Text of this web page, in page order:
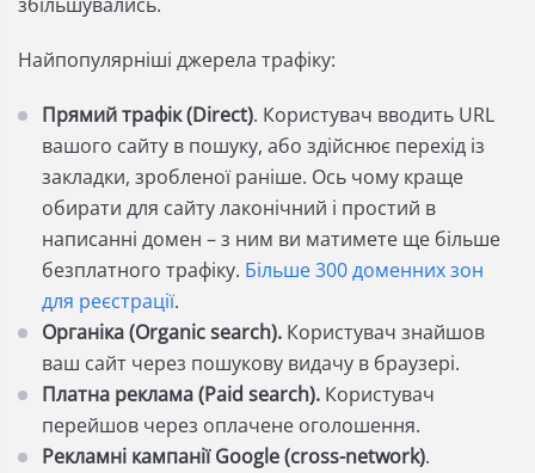
Найпопулярніші джерела трафіку:
Прямий трафік (Direct). Користувач вводить URL
вашого сайту в пошуку, або здійснює перехід із
закладки, зробленої раніше. Ось чому краще
обирати для сайту лаконічний і простий в
написанні домен – з ним ви матимете ще більше
безплатного трафіку. Більше 300 доменних зон
для реєстрації.
Органіка (Organic search). Користувач знайшов
ваш сайт через пошукову видачу в браузері.
Платна реклама (Paid search). Користувач
перейшов через оплачене оголошення.
Рекламні кампанії Google (cross-network).